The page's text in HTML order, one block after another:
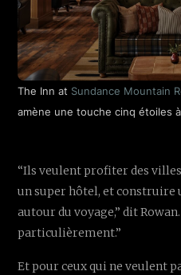
The Inn at Sundance Mountain
amène une touche cinq étoiles
“Ils veulent profiter des
un super hôtel, et construire
autour du voyage,” dit
particulièrement.”
Et pour ceux qui ne veulent